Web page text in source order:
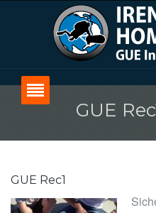
GUE
GUE Rec1